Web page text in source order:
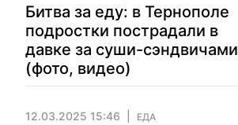
Битва за еду: в Тернополе
подростки пострадали в
давке за суши-сэндвичами
(фото, видео)
12.03.2025 15:46 ЕДА